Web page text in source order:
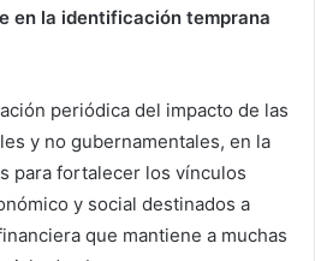
en la identificación temprana
periódica del impacto de las
y no gubernamentales, en la
para fortalecer los vínculos
y social destinados a
que mantiene a muchas